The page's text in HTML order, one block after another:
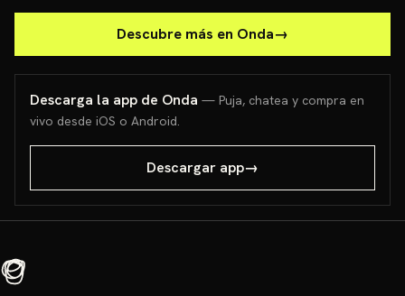
Descubre más en Onda→
Descarga la app de Onda — Puja, chatea y compra en
vivo desde iOS o Android.
Descargar app→